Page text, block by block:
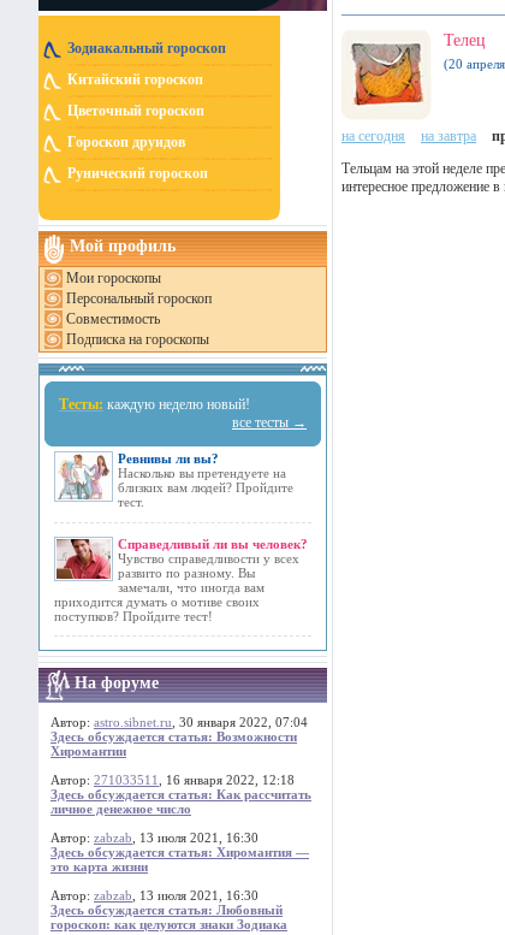
Зодиакальный гороскоп
Китайский гороскоп
Цветочный гороскоп
Гороскоп друидов
Рунический гороскоп
Мой профиль
Мои гороскопы
Персональный гороскоп
Совместимость
Подписка на гороскопы
Тесты: каждую неделю новый!
все тесты →
Ревнивы ли вы?
Насколько вы претендуете на
близких вам людей? Пройдите
тест.
Справедливый ли вы человек?
Чувство справедливости у всех
развито по разному. Вы
замечали, что иногда вам
приходится думать о мотиве своих
поступков? Пройдите тест!
На форуме
Автор: astro.sibnet.ru , 30 января 2022, 07:04
Здесь обсуждается статья: Возможности
Хиромантии
Автор: 271033511
, 16 января 2022, 12:18
Здесь обсуждается статья: Как рассчитать
личное денежное число
Автор: zabzab , 13 июля 2021, 16:30
Здесь обсуждается статья: Хиромантия —
это карта жизни
Автор: zabzab , 13 июля 2021, 16:30
Здесь обсуждается статья: Любовный
гороскоп: как целуются знаки Зодиака
Телец
(20
на сегодня на завтра
Тельцам на этой неделе
интересное предложение